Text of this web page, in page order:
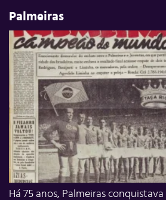
Palmeiras
Há 75 anos, Palmeiras conquistava